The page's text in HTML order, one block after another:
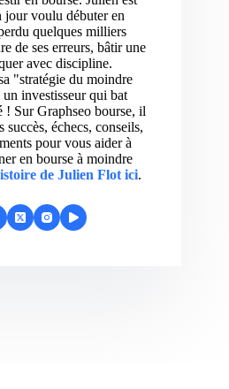
jour voulu débuter en
quelques milliers
de ses erreurs, bâtir une
avec discipline.
"stratégie du moindre
investisseur qui bat
! Sur Graphseo bourse, il
succès, échecs, conseils,
pour vous aider à
en bourse à moindre
de Julien Flot ici.